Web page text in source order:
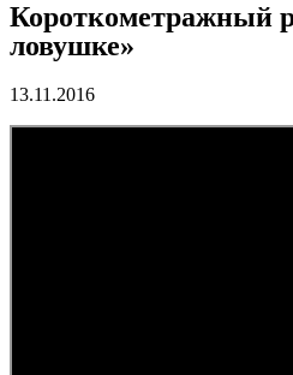
Короткометражный
ловушке»
13.11.2016